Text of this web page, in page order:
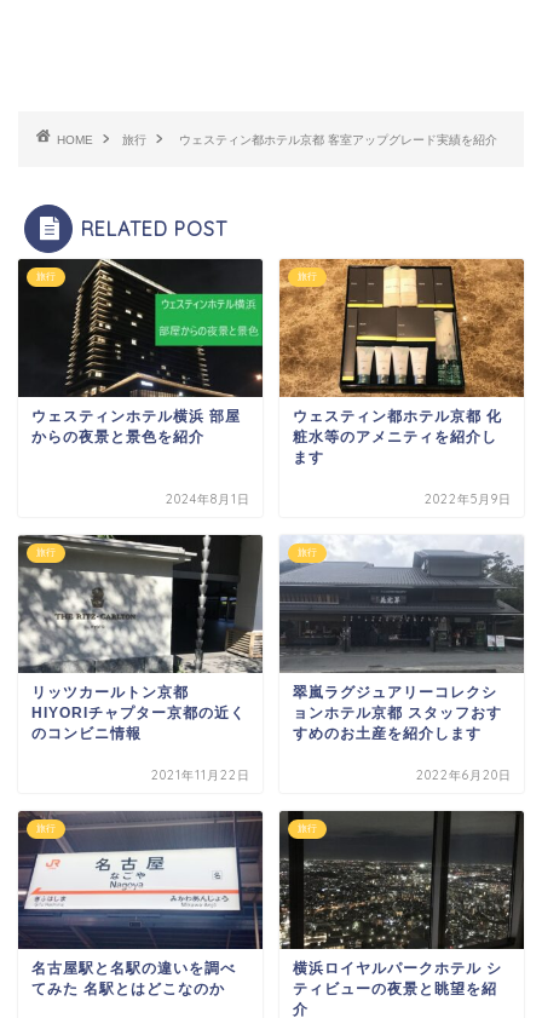
HOME 旅行 ウェスティン都ホテル京都 客室アップグレード実績を紹介
RELATED POST
旅行
ウェスティンホテル横浜 部屋
からの夜景と景色を紹介
2024年8月1日
旅行
ウェスティン都ホテル京都 化
粧水等のアメニティを紹介し
ます
2022年5月9日
旅行
リッツカールトン京都
HIYORIチャプター京都の近く
のコンビニ情報
2021年11月22日
旅行
翠嵐ラグジュアリーコレクシ
ョンホテル京都 スタッフおす
すめのお土産を紹介します
2022年6月20日
旅行
名古屋駅と名駅の違いを調べ
てみた 名駅とはどこなのか
旅行
横浜ロイヤルパークホテル シ
ティビューの夜景と眺望を紹
介